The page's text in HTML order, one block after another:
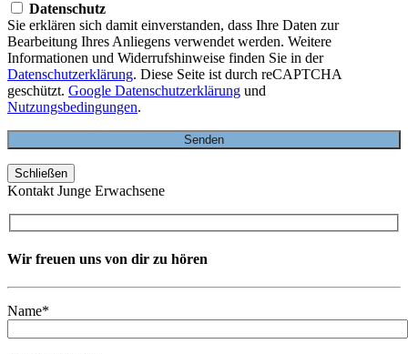
Datenschutz
Sie erklären sich damit einverstanden, dass Ihre Daten zur
Bearbeitung Ihres Anliegens verwendet werden. Weitere
Informationen und Widerrufshinweise finden Sie in der
Datenschutzerklärung. Diese Seite ist durch reCAPTCHA
geschützt. Google Datenschutzerklärung und
Nutzungsbedingungen.
Schließen
Kontakt Junge Erwachsene
Wir freuen uns von dir zu hören
Name*